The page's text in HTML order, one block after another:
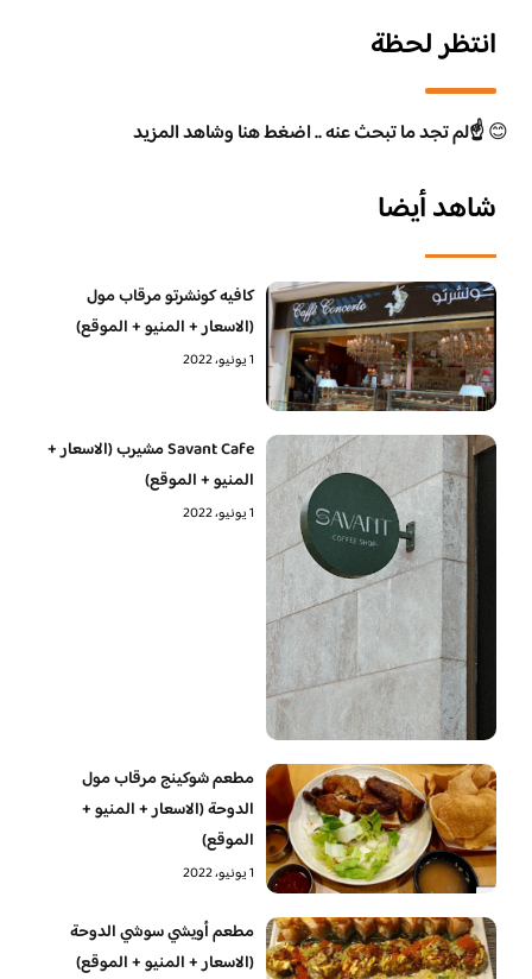
انتظر لحظة
😊☝️لم تجد ما تبحث عنه .. اضغط هنا وشاهد المزيد
شاهد أيضا
كافيه كونشرتو مرقاب مول
(الاسعار + المنيو + الموقع)
1 يونيو، 2022
Savant Cafe مشيرب (الاسعار +
المنيو + الموقع)
1 يونيو، 2022
مطعم شوكينج مرقاب مول
الدوحة (الاسعار + المنيو +
الموقع)
1 يونيو، 2022
مطعم أويشي سوشي الدوحة
(الاسعار + المنيو + الموقع)